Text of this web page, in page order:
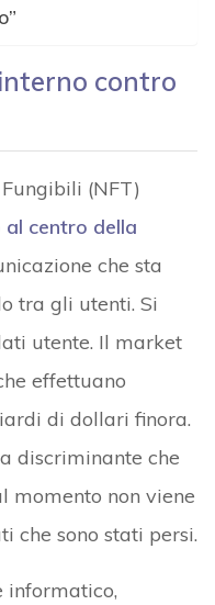
contro
(NFT)
al centro della
che sta
tra gli utenti. Si
utente. Il market
effettuano
di dollari finora.
discriminante che
momento non viene
che sono stati persi.
informatico,